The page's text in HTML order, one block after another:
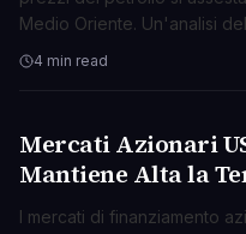
Medio Oriente. Un'analisi
4 min read
BUSINESS
Mercati Azionari
Mantiene Alta la
I mercati di finanziamento